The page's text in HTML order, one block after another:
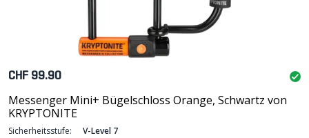
CHF 99.90
Messenger Mini+ Bügelschloss Orange, Schwartz von
KRYPTONITE
Sicherheitsstufe: V-Level 7